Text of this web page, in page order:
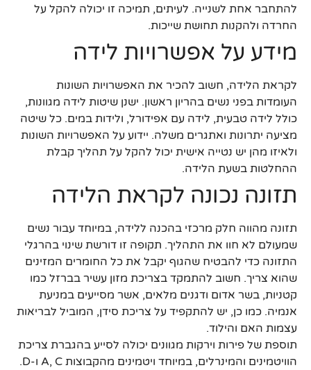
להתחבר אחת לשנייה. לעיתים, תמיכה זו יכולה להקל על
החרדה ולהקנות תחושת שייכות.
מידע על אפשרויות לידה
לקראת הלידה, חשוב להכיר את האפשרויות השונות
העומדות בפני נשים בהריון ראשון. ישנן שיטות לידה מגוונות,
כולל לידה טבעית, לידה עם אפידורל, ולידות במים. כל שיטה
מציעה יתרונות ואתגרים משלה. יידוע על האפשרויות השונות
ולאיזו מהן יש נטייה אישית יכול להקל על תהליך קבלת
ההחלטות בשעת הלידה.
תזונה נכונה לקראת הלידה
תזונה מהווה חלק מרכזי בהכנה ללידה, במיוחד עבור נשים
שמעולם לא חוו את התהליך. תקופה זו דורשת שינוי בהרגלי
התזונה כדי להבטיח שהגוף יקבל את כל החומרים המזינים
שהוא צריך. חשוב להתמקד בצריכת מזון עשיר בברזל כמו
קטניות, בשר אדום ודגנים מלאים, אשר מסייעים במניעת
אנמיה. כמו כן, יש להתקפיד על צריכת סידן, המוביל לבריאות
עצמות האם והילוד.
תוספת של פירות וירקות מגוונים יכולה לסייע בהגברת צריכת
הוויטמינים והמינרלים, במיוחד ויטמינים מהקבוצות A, C ו-D.